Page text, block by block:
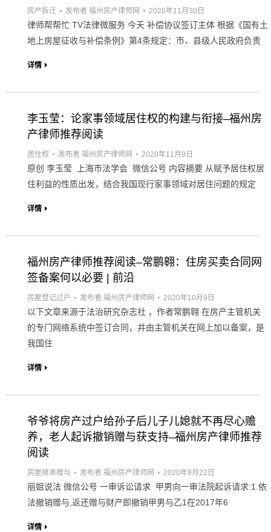
房产拆迁 发布者 福州房产律师网 2020年11月30日
律师帮帮忙 TV法律微服务 今天 补偿协议签订主体 根据《国有土
地上房屋征收与补偿条例》第4条规定：市、县级人民政府负责
详情
李玉莹：论家事领域居住权的构建与衔接–福州房
产律师推荐阅读
居住权 发布者 福州房产律师网 2020年11月9日
原创 李玉莹 上海市法学会 微信公号 内容摘要 从赋予居住权居
住利益的性质出发，结合我国现行家事领域对居住问题的规定
详情
福州房产律师推荐阅读–常鹏翱：住房买卖合同网
签备案何以必要 | 前沿
房屋登记过户 发布者 福州房产律师网 2020年10月9日
以下文章来源于法治研究杂志社 ，作者常鹏翱 在房产主管机关
的专门网络系统中签订合同，并由主管机关在网上加以备案，是
我国住
详情
爷爷将房产过户给孙子后儿子儿媳就不再尽心赡
养，老人起诉撤销赠与获支持–福州房产律师推荐
阅读
房屋继承赠与 发布者 福州房产律师网 2020年9月22日
丽姐说法 微信公号 一审诉讼请求 甲男向一审法院起诉请求:1.依
法撤销赠与,返还赠与财产即撤销甲男与乙1在2017年6
详情